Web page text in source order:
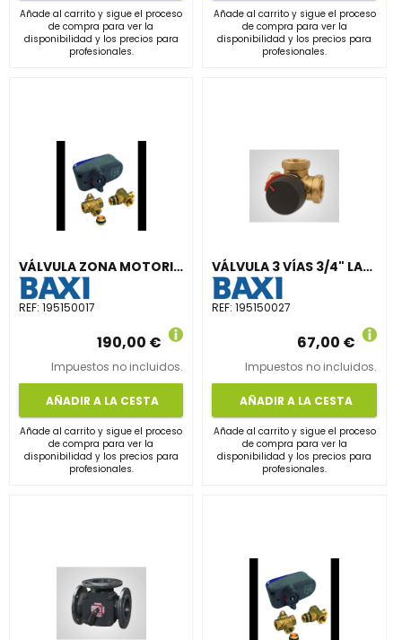
Añade al carrito y sigue el proceso
de compra para ver la
disponibilidad y los precios para
profesionales.
Añade al carrito y sigue el proceso
de compra para ver la
disponibilidad y los precios para
profesionales.
VÁLVULA ZONA MOTORIZADO 3 VÍAS CON DETENTOR 3/4"
REF: 195150017
190,00 €
Impuestos no incluidos.
AÑADIR A LA CESTA
Añade al carrito y sigue el proceso
de compra para ver la
disponibilidad y los precios para
profesionales.
VÁLVULA 3 VÍAS 3/4" LATÓN ROSCA H
REF:195150027
67,00 €
Impuestos no incluidos.
AÑADIR A LA CESTA
Añade al carrito y sigue el proceso
de compra para ver la
disponibilidad y los precios para
profesionales.